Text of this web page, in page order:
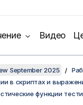
Видео
September 2025
в скриптах и
функции